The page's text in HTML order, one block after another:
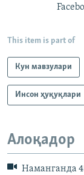
This item is part of
Кун мавзулари
Инсон ҳуқуқлари
Алоқадор
Наманганда